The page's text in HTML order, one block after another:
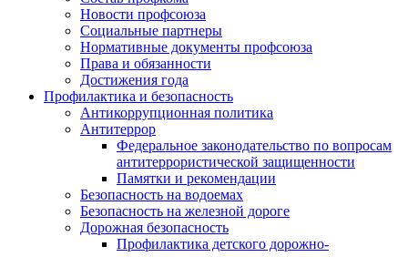
Новости профсоюза
Социальные партнеры
Нормативные документы профсоюза
Права и обязанности
Достижения года
Профилактика и безопасность
Антикоррупционная политика
Антитеррор
Федеральное законодательство по вопросам
антитеррористической защищенности
Памятки и рекомендации
Безопасность на водоемах
Безопасность на железной дороге
Дорожная безопасность
Профилактика детского дорожно-